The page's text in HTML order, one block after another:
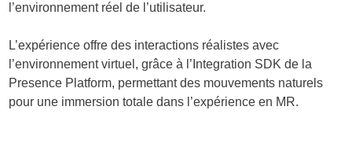
l’environnement réel de l’utilisateur.
L’expérience offre des interactions réalistes avec
l’environnement virtuel, grâce à l’Integration SDK de la
Presence Platform, permettant des mouvements naturels
pour une immersion totale dans l’expérience en MR.